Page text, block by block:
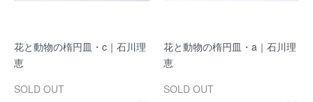
花と動物の楕円皿・c｜石川理
恵
SOLD OUT
花と動物の楕円皿・a｜石川理
恵
SOLD OUT